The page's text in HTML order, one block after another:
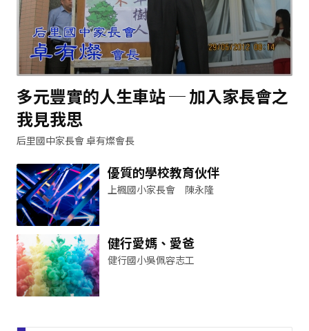
多元豐實的人生車站 ─ 加入家長會之
我見我思
后里國中家長會 卓有燦會長
優質的學校教育伙伴
上楓國小家長會 陳永隆
健行愛媽、愛爸
健行國小吳佩容志工